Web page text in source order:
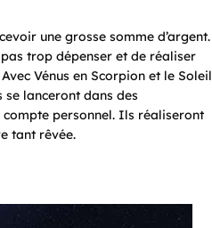
une grosse somme d’argent.
trop dépenser et de réaliser
Avec Vénus en Scorpion et le Soleil
lanceront dans des
compte personnel. Ils réaliseront
tant rêvée.